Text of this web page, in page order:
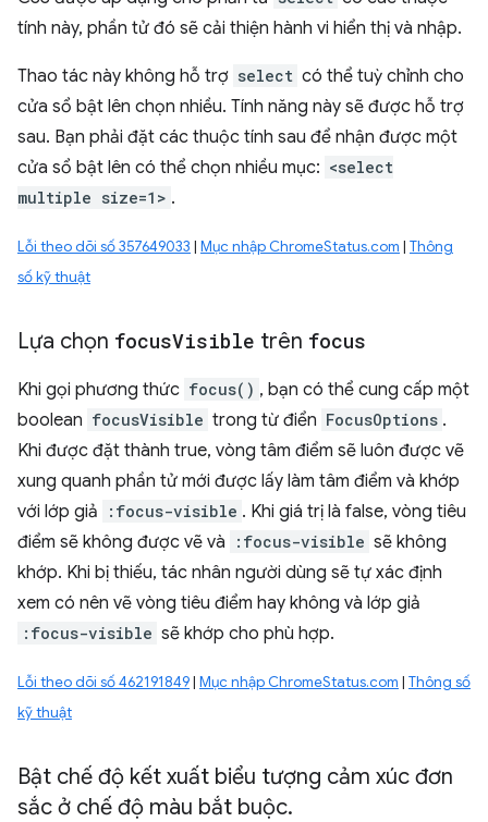
tính này, phần tử đó sẽ cải thiện hành vi hiển thị và nhập.
Thao tác này không hỗ trợ select có thể tuỳ chỉnh cho
cửa sổ bật lên chọn nhiều. Tính năng này sẽ được hỗ trợ
sau. Bạn phải đặt các thuộc tính sau để nhận được một
cửa sổ bật lên có thể chọn nhiều mục: <select
multiple size=1> .
Lỗi theo dõi số 357649033 | Mục nhập ChromeStatus.com | Thông
số kỹ thuật
Lựa chọn focusVisible trên focus
Khi gọi phương thức focus() , bạn có thể cung cấp một
boolean focusVisible trong từ điển FocusOptions .
Khi được đặt thành true, vòng tâm điểm sẽ luôn được vẽ
xung quanh phần tử mới được lấy làm tâm điểm và khớp
với lớp giả
:focus-visible . Khi giá trị là false, vòng tiêu
điểm sẽ không được vẽ và
:focus-visible sẽ không
khớp. Khi bị thiếu, tác nhân người dùng sẽ tự xác định
xem có nên vẽ vòng tiêu điểm hay không và lớp giả
:focus-visible sẽ khớp cho phù hợp.
Lỗi theo dõi số 462191849| Mục nhập ChromeStatus.com | Thông số
kỹ thuật
Bật chế độ kết xuất biểu tượng cảm xúc đơn
sắc ở chế độ màu bắt buộc.